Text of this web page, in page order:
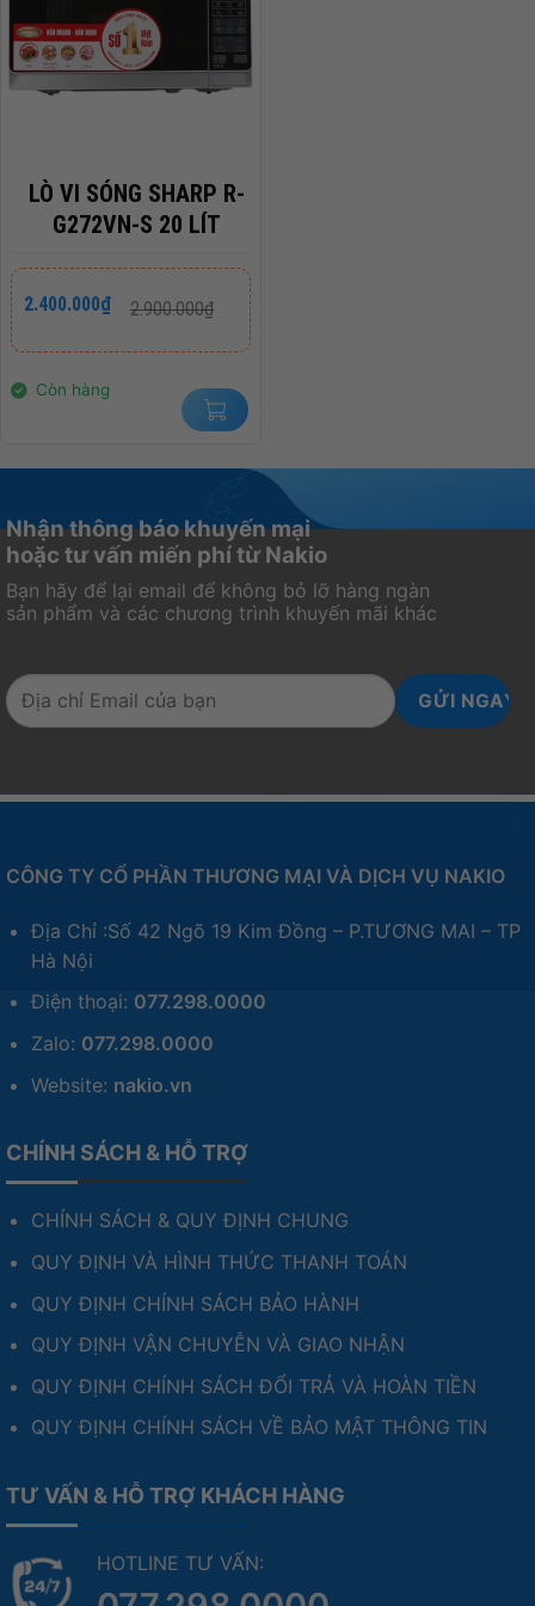
LÒ VI SÓNG SHARP R-
G272VN-S 20 LÍT
2.900.000₫
gốc
2.900.000₫.
2.400.000₫
hiện
là:
Còn hàng
Nhận thông báo khuyến mại
hoặc tư vấn miến phí từ Nakio
Bạn hãy để lại email để không bỏ lỡ hàng ngàn
sản phẩm và các chương trình khuyến mãi khác
CÔNG TY CỔ PHẦN THƯƠNG MẠI VÀ DỊCH VỤ NAKIO
Địa Chỉ :Số 42 Ngõ 19 Kim Đồng – P.TƯƠNG MAI – TP
Hà Nội
Điện thoại: 077.298.0000
Zalo: 077.298.0000
Website: nakio.vn
CHÍNH SÁCH & HỖ TRỢ
CHÍNH SÁCH & QUY ĐỊNH CHUNG
QUY ĐỊNH VÀ HÌNH THỨC THANH TOÁN
QUY ĐỊNH CHÍNH SÁCH BẢO HÀNH
QUY ĐỊNH VẬN CHUYỄN VÀ GIAO NHẬN
QUY ĐỊNH CHÍNH SÁCH ĐỔI TRẢ VÀ HOÀN TIỀN
QUY ĐỊNH CHÍNH SÁCH VỀ BẢO MẬT THÔNG TIN
TƯ VẤN & HỖ TRỢ KHÁCH HÀNG
HOTLINE TƯ VẤN: